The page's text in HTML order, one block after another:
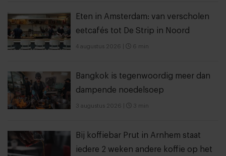
Eten in Amsterdam: van verscholen
eetcafés tot De Strip in Noord
4 augustus 2026 6 min
Bangkok is tegenwoordig meer dan
dampende noedelsoep
3 augustus 2026 3 min
Bij koffiebar Prut in Arnhem staat
iedere 2 weken andere koffie op het